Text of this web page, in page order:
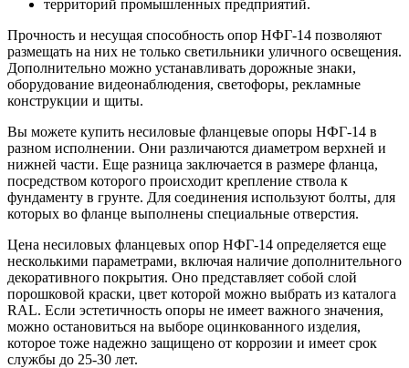
территорий промышленных предприятий.
Прочность и несущая способность опор НФГ-14 позволяют
размещать на них не только светильники уличного освещения.
Дополнительно можно устанавливать дорожные знаки,
оборудование видеонаблюдения, светофоры, рекламные
конструкции и щиты.
Вы можете купить несиловые фланцевые опоры НФГ-14 в
разном исполнении. Они различаются диаметром верхней и
нижней части. Еще разница заключается в размере фланца,
посредством которого происходит крепление ствола к
фундаменту в грунте. Для соединения используют болты, для
которых во фланце выполнены специальные отверстия.
Цена несиловых фланцевых опор НФГ-14 определяется еще
несколькими параметрами, включая наличие дополнительного
декоративного покрытия. Оно представляет собой слой
порошковой краски, цвет которой можно выбрать из каталога
RAL. Если эстетичность опоры не имеет важного значения,
можно остановиться на выборе оцинкованного изделия,
которое тоже надежно защищено от коррозии и имеет срок
службы до 25-30 лет.